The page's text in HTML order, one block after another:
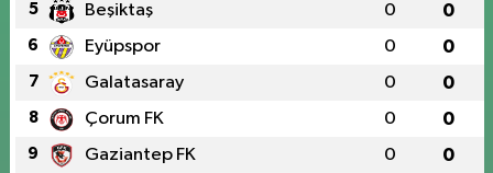
5 Beşiktaş 0 0
6 Eyüpspor 0 0
7 Galatasaray 0 0
8 Çorum FK 0 0
9 Gaziantep FK 0 0